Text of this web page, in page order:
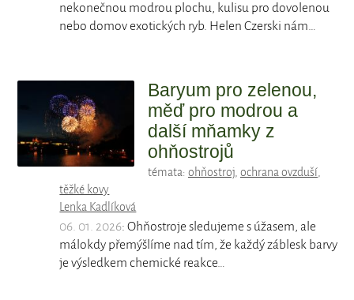
nekonečnou modrou plochu, kulisu pro dovolenou
nebo domov exotických ryb. Helen Czerski nám…
Baryum pro zelenou,
měď pro modrou a
další mňamky z
ohňostrojů
témata: ohňostroj, ochrana ovzduší,
těžké kovy
Lenka Kadlíková
06. 01. 2026: Ohňostroje sledujeme s úžasem, ale
málokdy přemýšlíme nad tím, že každý záblesk barvy
je výsledkem chemické reakce…